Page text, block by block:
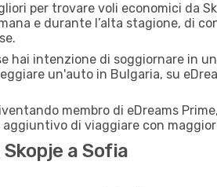
per trovare voli economici da
e durante l’alta stagione, di
hai intenzione di soggiornare in
un'auto in Bulgaria, su
membro di eDreams
di viaggiare con
a Sofia